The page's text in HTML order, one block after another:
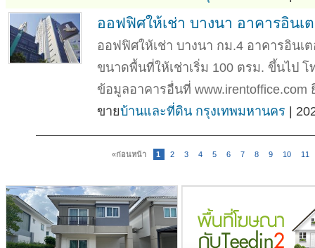
ออฟฟิศให้เช่า บางนา อาคารอินเ
ออฟฟิศให้เช่า บางนา กม.4 อาคารอินเ
ขนาดพื้นที่ให้เช่าเริ่ม 100 ตรม. ขึ้นไป โ
ข้อมูลอาคารอื่นที่ www.irentoffice.com
ขายบ้านและที่ดิน กรุงเทพมหานคร |
«ก่อนหน้า 1 2 3 4 5 6 7 8 9 10 11